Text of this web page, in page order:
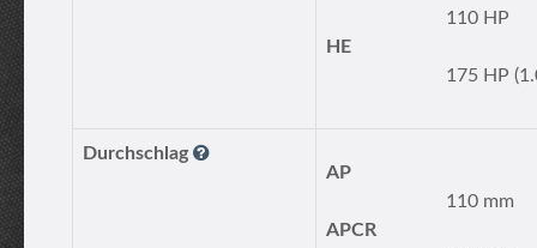
110 HP
HE
175 HP
Durchschlag
AP
110 mm
APCR